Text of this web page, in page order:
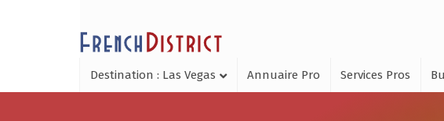
Destination : Las Vegas Annuaire Pro Services Pros